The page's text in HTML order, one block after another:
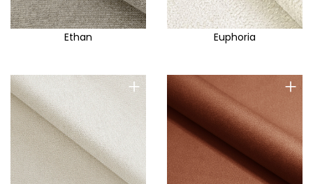
Ethan Euphoria
+ +